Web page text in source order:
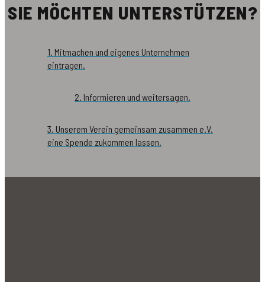
SIE MÖCHTEN UNTERSTÜTZEN?
1. Mitmachen und eigenes Unternehmen
eintragen.
2. Informieren und weitersagen.
3. Unserem Verein gemeinsam zusammen e.V.
eine Spende zukommen lassen.